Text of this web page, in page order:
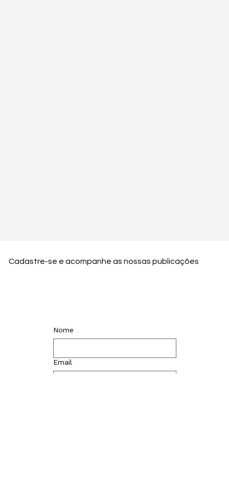
Nome
Email
Cadastre-se e acompanhe as nossas publicações